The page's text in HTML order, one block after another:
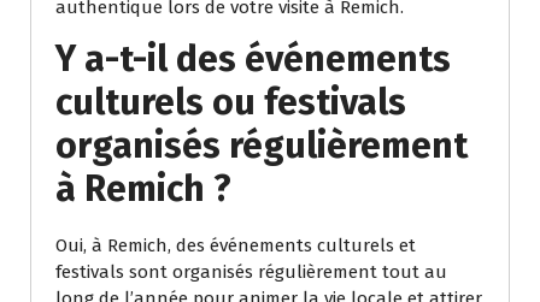
authentique lors de votre visite à Remich.
Y a-t-il des événements
culturels ou festivals
organisés régulièrement
à Remich ?
Oui, à Remich, des événements culturels et
festivals sont organisés régulièrement tout au